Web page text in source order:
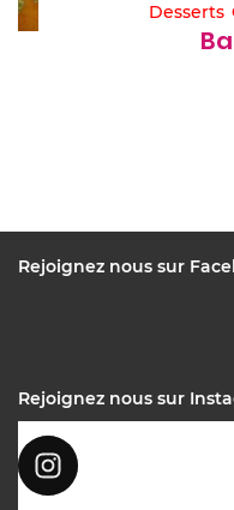
Desserts
Rejoignez nous sur
Rejoignez nous sur